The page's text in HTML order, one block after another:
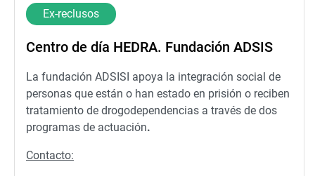
Ex-reclusos
Centro de día HEDRA. Fundación ADSIS
La fundación ADSISI apoya la integración social de
personas que están o han estado en prisión o reciben
tratamiento de drogodependencias a través de dos
programas de actuación.
Contacto: